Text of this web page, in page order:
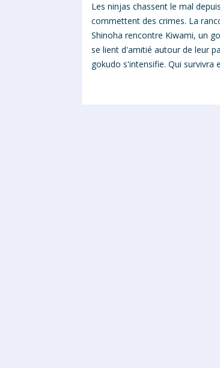
Les ninjas chassent le mal
commettent des crimes. La
Shinoha rencontre Kiwami, un
se lient d'amitié autour de leur
gokudo s'intensifie. Qui survivra